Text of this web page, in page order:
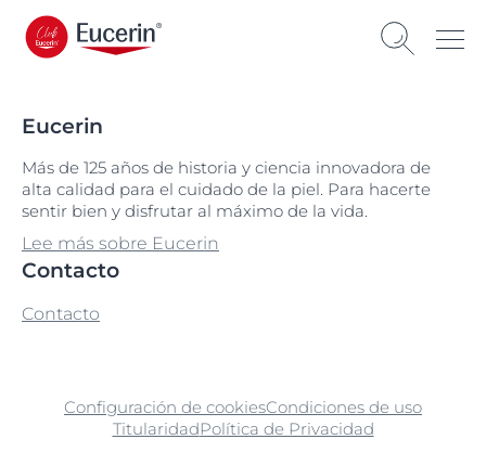
Eucerin
Más de 125 años de historia y ciencia innovadora de
alta calidad para el cuidado de la piel. Para hacerte
sentir bien y disfrutar al máximo de la vida.
Lee más sobre Eucerin
Contacto
Contacto
Configuración de cookiesCondiciones de uso
TitularidadPolítica de Privacidad